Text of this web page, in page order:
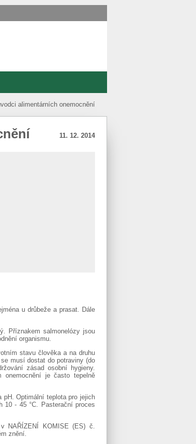
alimentárních onemocnění
11. 12. 2014
u drůbeže a prasat. Dále
Příznakem salmonelózy jsou
organismu.
stavu člověka a na druhu
musí dostat do potraviny (do
zásad osobní hygieny.
onemocnění je často tepelně
pH. Optimální teplota pro jejich
10 - 45 °C. Pasterační proces
NAŘÍZENÍ KOMISE (ES) č.
znění.